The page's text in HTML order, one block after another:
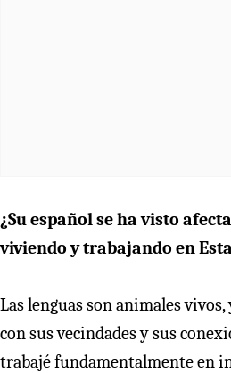
¿Su español se ha visto
viviendo y trabajando en
Las lenguas son animales
con sus vecindades y sus
trabajé fundamentalmente en